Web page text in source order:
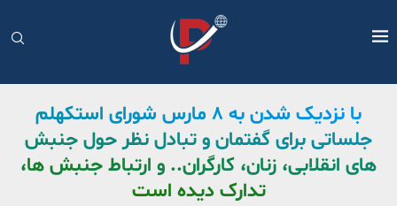
با نزدیک شدن به ۸ مارس شورای استکهلم
جلساتی برای گفتمان و تبادل نظر حول جنبش
های انقلابی، زنان، کارگران.. و ارتباط جنبش ها،
تدارک دیده است